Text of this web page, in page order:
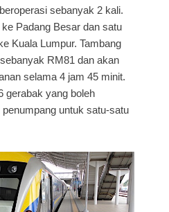
sebanyak 2 kali.
Padang Besar dan satu
Kuala Lumpur. Tambang
RM81 dan akan
selama 4 jam 45 minit.
gerabak yang boleh
untuk satu-satu